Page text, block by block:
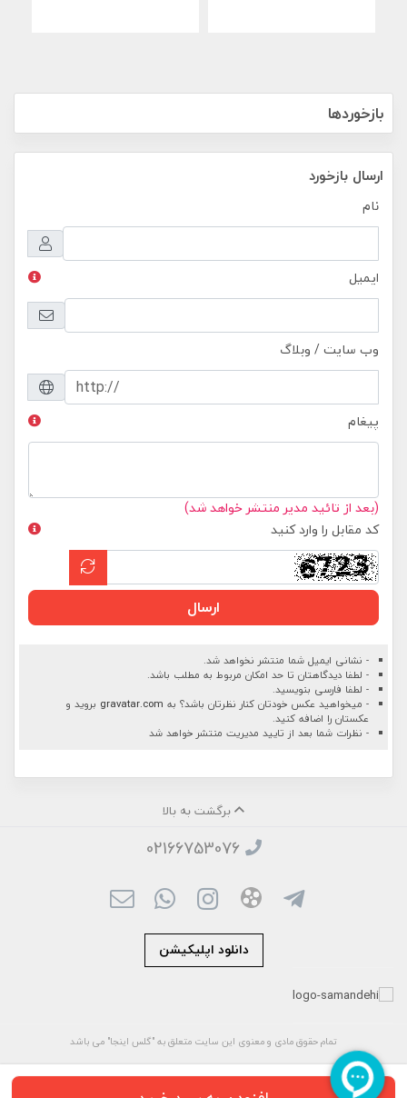
بازخوردها
ارسال بازخورد
نام
ایمیل
وب سایت / وبلاگ
پیغام
(بعد از تائید مدیر منتشر خواهد شد)
کد مقابل را وارد کنید
ارسال
- نشانی ایمیل شما منتشر نخواهد شد.
- لطفا دیدگاهتان تا حد امکان مربوط به مطلب باشد.
- لطفا فارسی بنویسید.
- میخواهید عکس خودتان کنار نظرتان باشد؟ به gravatar.com بروید و
عکستان را اضافه کنید.
- نظرات شما بعد از تایید مدیریت منتشر خواهد شد
برگشت به بالا
02166753076
دانلود اپلیکیشن
تمام حقوق مادی و معنوی این سایت متعلق به "گلس اینجا" می باشد